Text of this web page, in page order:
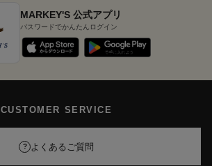
MARKEY'S 公式アプリ
パスワードでかんたんログイン
CUSTOMER SERVICE
? よくあるご質問